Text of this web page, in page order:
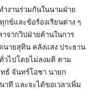
งานร่วมกันในนามฝ่าย
ข์และข้อร้องเรียนต่าง ๆ
จากวิปฝ่ายค้านในการ
นายสุทิน คลังแสง ประธาน
วไปโดยไม่ลงมติ ตาม
ธ์ จันทร์โอชา นายก
ที และจะได้ขอเวลาเพิ่ม